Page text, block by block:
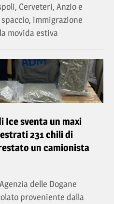
Cerveteri, Anzio e
immigrazione
movida estiva
Ice sventa un maxi
231 chili di
un camionista
delle Dogane
proveniente dalla